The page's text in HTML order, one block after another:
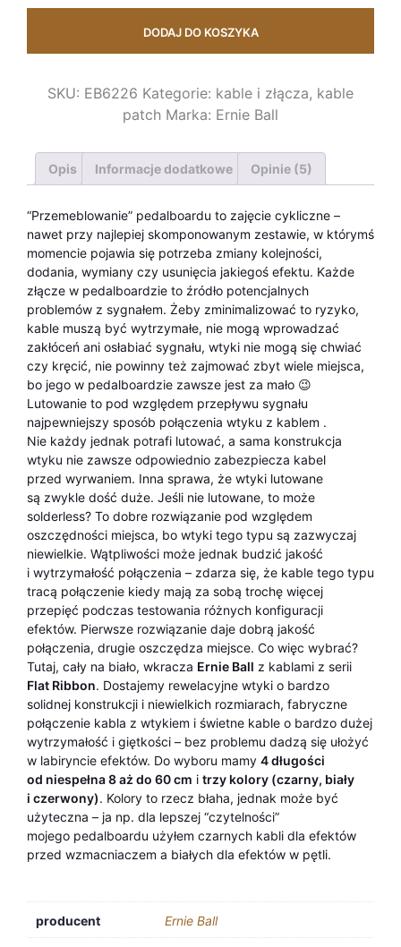
DODAJ DO KOSZYKA
SKU: EB6226 Kategorie: kable i złącza, kable
patch Marka: Ernie Ball
Opis Informacje dodatkowe Opinie (5)
“Przemeblowanie” pedalboardu to zajęcie cykliczne –
nawet przy najlepiej skomponowanym zestawie, w którymś
momencie pojawia się potrzeba zmiany kolejności,
dodania, wymiany czy usunięcia jakiegoś efektu. Każde
złącze w pedalboardzie to źródło potencjalnych
problemów z sygnałem. Żeby zminimalizować to ryzyko,
kable muszą być wytrzymałe, nie mogą wprowadzać
zakłóceń ani osłabiać sygnału, wtyki nie mogą się chwiać
czy kręcić, nie powinny też zajmować zbyt wiele miejsca,
bo jego w pedalboardzie zawsze jest za mało 😉
Lutowanie to pod względem przepływu sygnału
najpewniejszy sposób połączenia wtyku z kablem .
Nie każdy jednak potrafi lutować, a sama konstrukcja
wtyku nie zawsze odpowiednio zabezpiecza kabel
przed wyrwaniem. Inna sprawa, że wtyki lutowane
są zwykle dość duże. Jeśli nie lutowane, to może
solderless? To dobre rozwiązanie pod względem
oszczędności miejsca, bo wtyki tego typu są zazwyczaj
niewielkie. Wątpliwości może jednak budzić jakość
i wytrzymałość połączenia – zdarza się, że kable tego typu
tracą połączenie kiedy mają za sobą trochę więcej
przepięć podczas testowania różnych konfiguracji
efektów. Pierwsze rozwiązanie daje dobrą jakość
połączenia, drugie oszczędza miejsce. Co więc wybrać?
Tutaj, cały na biało, wkracza Ernie Ball z kablami z serii
Flat Ribbon. Dostajemy rewelacyjne wtyki o bardzo
solidnej konstrukcji i niewielkich rozmiarach, fabryczne
połączenie kabla z wtykiem i świetne kable o bardzo dużej
wytrzymałość i giętkości – bez problemu dadzą się ułożyć
w labiryncie efektów. Do wyboru mamy 4 długości
od niespełna 8 aż do 60 cm i trzy kolory (czarny, biały
i czerwony). Kolory to rzecz błaha, jednak może być
użyteczna – ja np. dla lepszej “czytelności”
mojego pedalboardu użyłem czarnych kabli dla efektów
przed wzmacniaczem a białych dla efektów w pętli.
producent Ernie Ball